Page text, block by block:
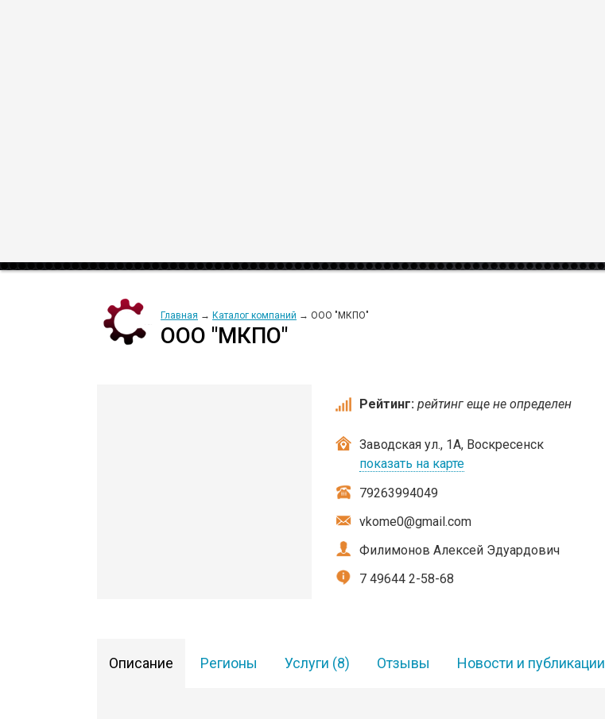
Главная → Каталог компаний → ООО "МКПО"
ООО "МКПО"
Рейтинг: рейтинг еще не определен
Заводская ул., 1А, Воскресенск
показать на карте
79263994049
vkome0@gmail.com
Филимонов Алексей Эдуардович
7 49644 2-58-68
Описание Регионы Услуги (8) Отзывы Новости и публикации